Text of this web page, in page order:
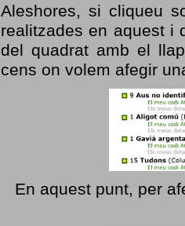
Aleshores, si cliqueu
realitzades en aquest i
del quadrat amb el
cens on volem afegir
En aquest punt, per